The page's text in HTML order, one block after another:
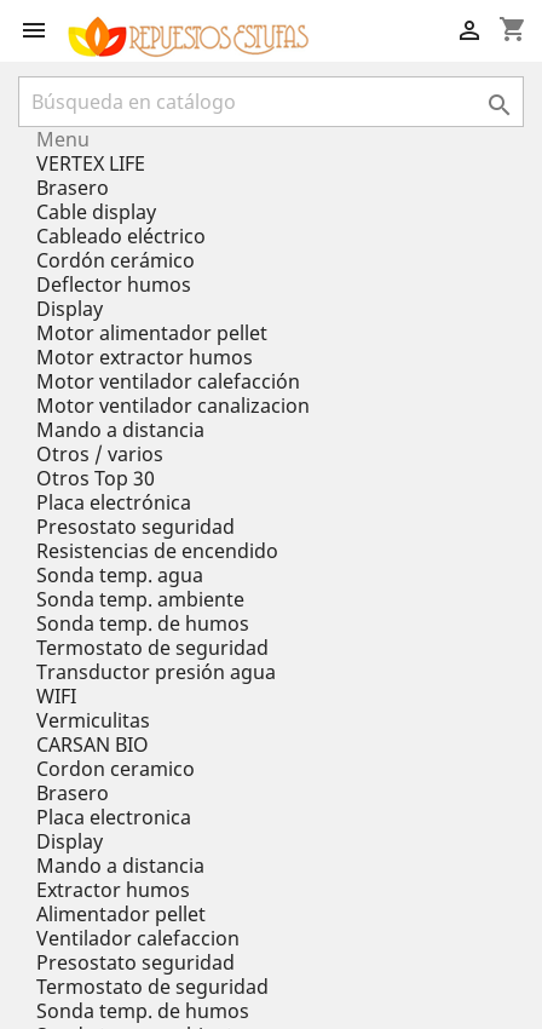
 shopping_cart


Menu
VERTEX LIFE
Brasero
Cable display
Cableado eléctrico
Cordón cerámico
Deflector humos
Display
Motor alimentador pellet
Motor extractor humos
Motor ventilador calefacción
Motor ventilador canalizacion
Mando a distancia
Otros / varios
Otros Top 30
Placa electrónica
Presostato seguridad
Resistencias de encendido
Sonda temp. agua
Sonda temp. ambiente
Sonda temp. de humos
Termostato de seguridad
Transductor presión agua
WIFI
Vermiculitas
CARSAN BIO
Cordon ceramico
Brasero
Placa electronica
Display
Mando a distancia
Extractor humos
Alimentador pellet
Ventilador calefaccion
Presostato seguridad
Termostato de seguridad
Sonda temp. de humos